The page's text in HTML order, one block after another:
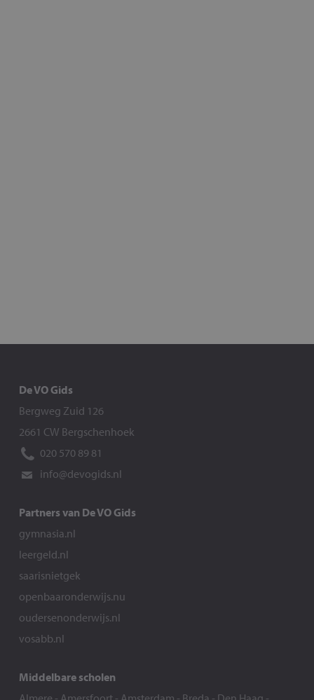
De VO Gids
Bergweg Zuid 126
2661 CW Bergschenhoek
020 570 89 81
info@devogids.nl
Partners van De VO Gids
gymnasia.nl
leergeld.nl
saarisnietgek
openbaaronderwijs.nu
oudersenonderwijs.nl
vosabb.nl
Middelbare scholen